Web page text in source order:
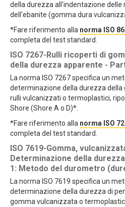
della durezza all'indentazione delle
dell'ebanite (gomma dura
*Fare riferimento alla norma ISO
completa del test standard.
ISO 7267-Rulli ricoperti di
della durezza apparente -
La norma ISO 7267 specifica un
determinazione della durezza
rulli vulcanizzati o termoplastici,
Shore (Shore A o D)*.
*Fare riferimento alla norma ISO
completa del test standard.
ISO 7619-Gomma,
Determinazione della
1: Metodo del durometro
La norma ISO 7619 specifica un
determinazione della durezza di
gomma vulcanizzata o